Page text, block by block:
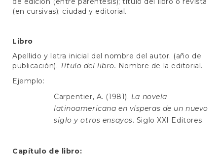
(en cursivas); ciudad y editorial.
Libro
Apellido y letra inicial del nombre del autor. (año de
publicación). Título del libro. Nombre de la editorial.
Ejemplo:
Carpentier, A. (1981). La novela
latinoamericana en vísperas de un nuevo
siglo y otros ensayos. Siglo XXI Editores.
Capítulo de libro: